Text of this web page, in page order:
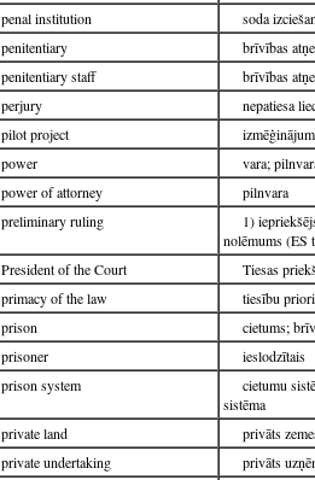
penal institution
soda
penitentiary
brīvības
penitentiary staff
brīvības
perjury
nepatiesa
pilot project
power
vara;
power of attorney
pilnvara
preliminary ruling
1)
nolēmums (ES
President of the Court
Tiesas
primacy of the law
tiesību
prison
cietums;
prisoner
ieslodzītais
prison system
cietumu
sistēma
private land
privāts
private undertaking
privāts